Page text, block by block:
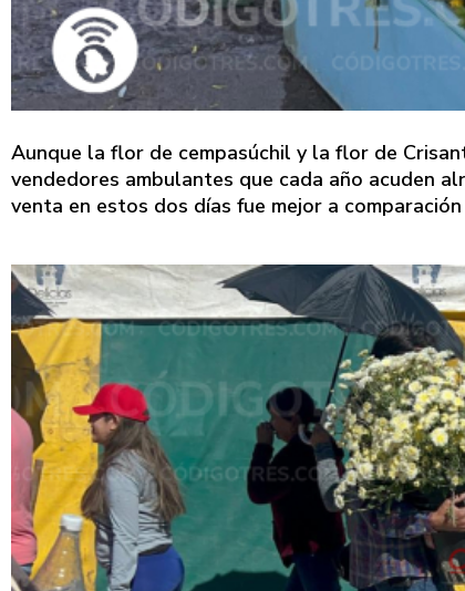
Aunque la flor de cempasúchil y la flor de
vendedores ambulantes que cada año acuden
venta en estos dos días fue mejor a